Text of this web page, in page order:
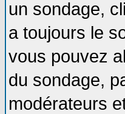
un sondage,
a toujours le
vous pouvez
du sondage,
modérateurs